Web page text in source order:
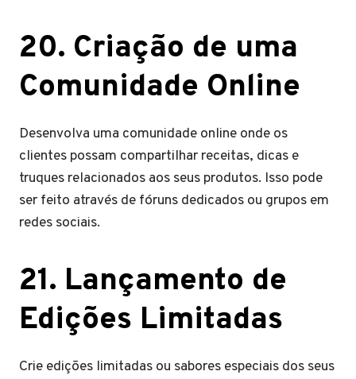
20. Criação de uma
Comunidade Online
Desenvolva uma comunidade online onde os
clientes possam compartilhar receitas, dicas e
truques relacionados aos seus produtos. Isso pode
ser feito através de fóruns dedicados ou grupos em
redes sociais.
21. Lançamento de
Edições Limitadas
Crie edições limitadas ou sabores especiais dos seus